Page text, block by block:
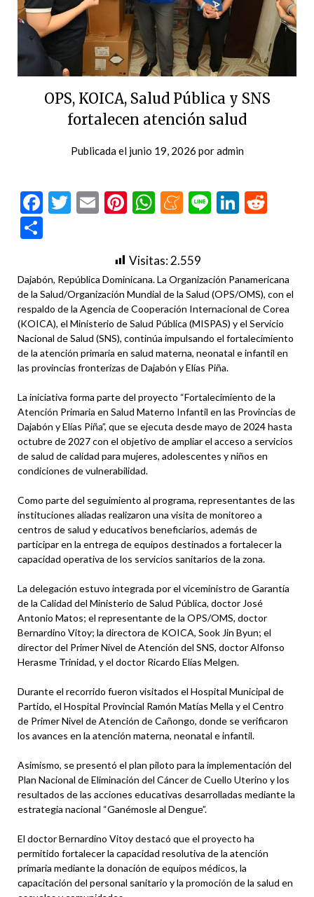
OPS, KOICA, Salud Pública y SNS
fortalecen atención salud
Publicada el junio 19, 2026 poradmin
Facebook
Twitter
EmailPinterest
WhatsApp
Meneame
Line
Visitas:2.559
Dajabón, República Dominicana. La Organización Panamericana
de la Salud/Organización Mundial de la Salud (OPS/OMS), con el
respaldo de la Agencia de Cooperación Internacional de Corea
(KOICA), el Ministerio de Salud Pública (MISPAS) y el Servicio
Nacional de Salud (SNS), continúa impulsando el fortalecimiento
de la atención primaria en salud materna, neonatal e infantil en
las provincias fronterizas de Dajabón y Elías Piña.
La iniciativa forma parte del proyecto “Fortalecimiento de la
Atención Primaria en Salud Materno Infantil en las Provincias de
Dajabón y Elías Piña”, que se ejecuta desde mayo de 2024 hasta
octubre de 2027 con el objetivo de ampliar el acceso a servicios
de salud de calidad para mujeres, adolescentes y niños en
condiciones de vulnerabilidad.
Como parte del seguimiento al programa, representantes de las
instituciones aliadas realizaron una visita de monitoreo a
centros de salud y educativos beneficiarios, además de
participar en la entrega de equipos destinados a fortalecer la
capacidad operativa de los servicios sanitarios de la zona.
La delegación estuvo integrada por el viceministro de Garantía
de la Calidad del Ministerio de Salud Pública, doctor José
Antonio Matos; el representante de la OPS/OMS, doctor
Bernardino Vitoy; la directora de KOICA, Sook Jin Byun; el
director del Primer Nivel de Atención del SNS, doctor Alfonso
Herasme Trinidad, y el doctor Ricardo Elías Melgen.
Durante el recorrido fueron visitados el Hospital Municipal de
Partido, el Hospital Provincial Ramón Matías Mella y el Centro
de Primer Nivel de Atención de Cañongo, donde se verificaron
los avances en la atención materna, neonatal e infantil.
Asimismo, se presentó el plan piloto para la implementación del
Plan Nacional de Eliminación del Cáncer de Cuello Uterino y los
resultados de las acciones educativas desarrolladas mediante la
estrategia nacional “Ganémosle al Dengue”.
El doctor Bernardino Vitoy destacó que el proyecto ha
permitido fortalecer la capacidad resolutiva de la atención
primaria mediante la donación de equipos médicos, la
capacitación del personal sanitario y la promoción de la salud en